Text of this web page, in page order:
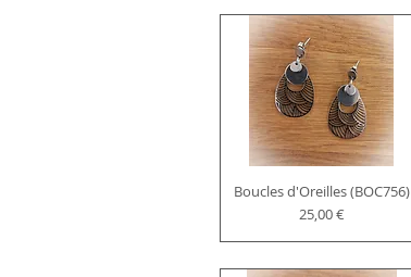
Boucles d'Oreilles (BOC756)
Prix
25,00 €